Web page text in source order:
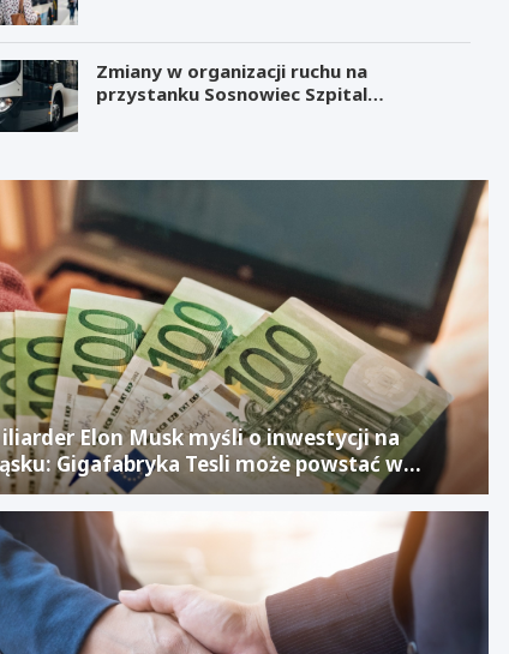
Zmiany w organizacji ruchu na
przystanku Sosnowiec Szpital
Elon Musk myśli o inwestycji na
Gigafabryka Tesli może powstać w
po upadłym projekcie Izerze